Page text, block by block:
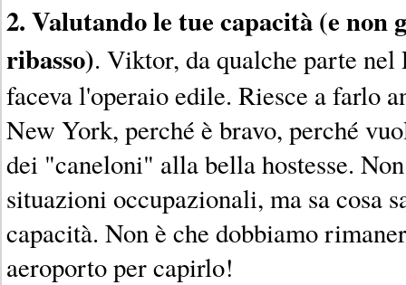
2. Valutando le tue capacità (e non
ribasso). Viktor, da qualche parte nel
faceva l'operaio edile. Riesce a farlo
New York, perché è bravo, perché
dei "caneloni" alla bella hostesse.
situazioni occupazionali, ma sa cosa
capacità. Non è che dobbiamo
aeroporto per capirlo!